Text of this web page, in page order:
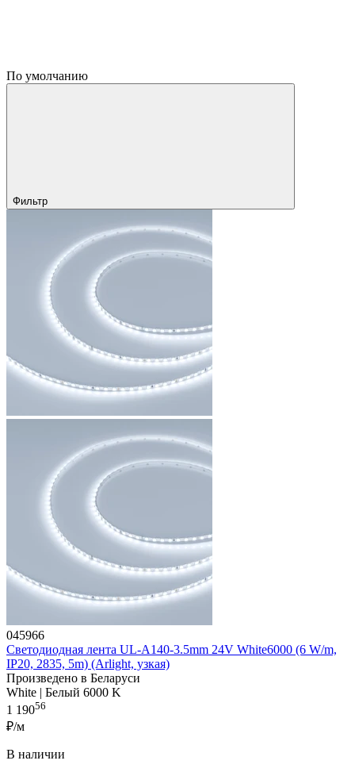
По умолчанию
Фильтр
045966
Светодиодная лента UL-A140-3.5mm 24V White6000 (6 W/m,
IP20, 2835, 5m) (Arlight, узкая)
Произведено в Беларуси
White | Белый 6000 K
1 19056
₽/м
В наличии